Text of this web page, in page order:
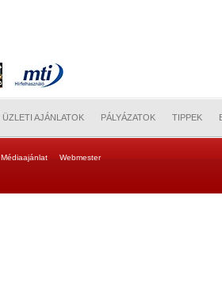
ÜZLETI AJÁNLATOK PÁLYÁZATOK TIPPEK
Médiaajánlat Webmester